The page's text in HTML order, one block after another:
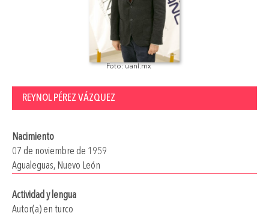
Foto: uanl.mx
REYNOL PÉREZ VÁZQUEZ
Nacimiento
07 de noviembre de 1959
Agualeguas, Nuevo León
Actividad y lengua
Autor(a) en turco